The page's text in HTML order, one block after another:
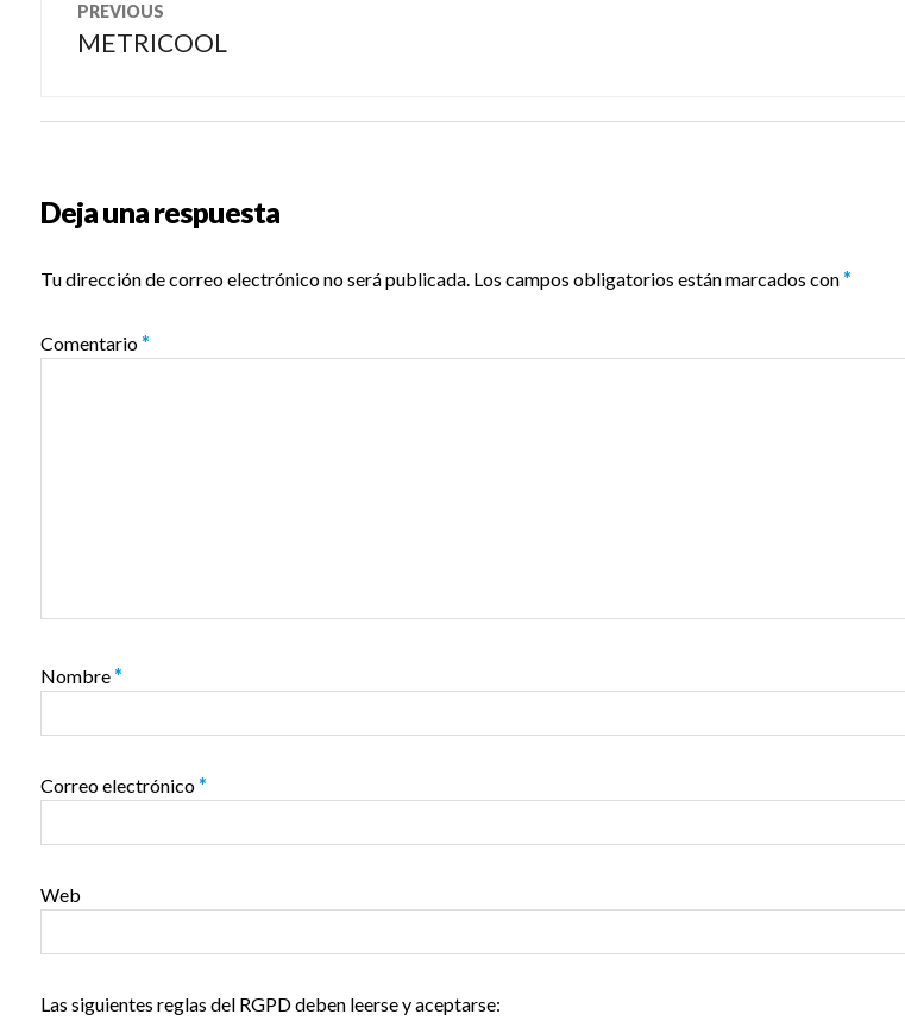
PREVIOUS
Previous
METRICOOL
Deja una respuesta
Tu dirección de correo electrónico no será publicada. Los campos obligatorios están marcados con*
Comentario*
Nombre*
Correo electrónico*
Web
Las siguientes reglas del RGPD deben leerse y aceptarse: